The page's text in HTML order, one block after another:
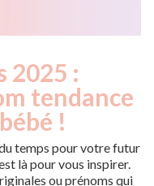
2025 :
tendance
!
temps pour votre futur
là pour vous inspirer.
ou prénoms qui